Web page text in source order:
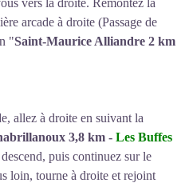
vers la droite. Remontez la
arcade à droite (Passage de
"Saint-Maurice Alliandre 2 km
allez à droite en suivant la
3,8 km - Les Buffes
puis continuez sur le
loin, tourne à droite et rejoint